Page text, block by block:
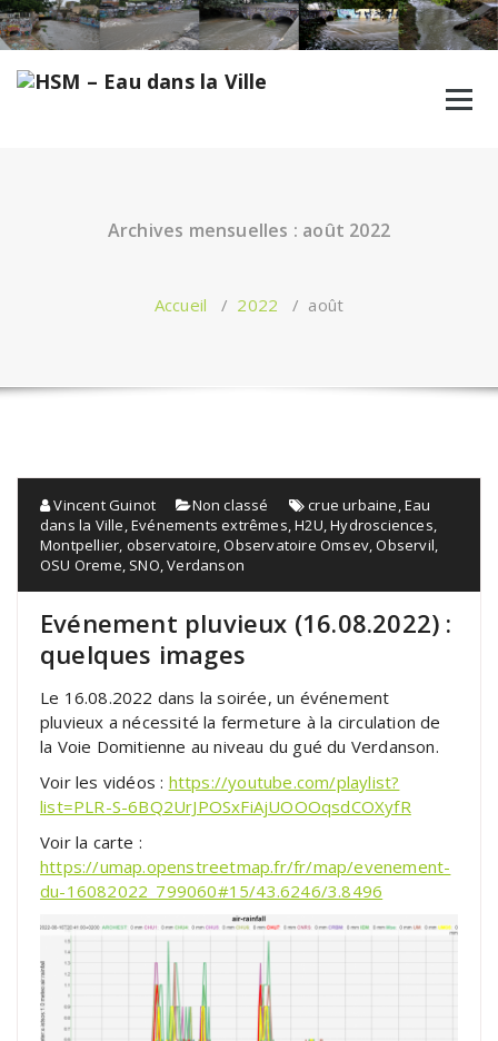
Aller
au
contenu
Archives mensuelles : août 2022
Accueil / 2022 / août
Vincent Guinot Non classé crue urbaine,Eau
dans la Ville,Evénements extrêmes,H2U,Hydrosciences,
Montpellier, observatoire,Observatoire Omsev,Observil,
OSU Oreme, SNO,Verdanson
Evénement pluvieux (16.08.2022) :
quelques images
Le 16.08.2022 dans la soirée, un événement
pluvieux a nécessité la fermeture à la circulation de
la Voie Domitienne au niveau du gué du Verdanson.
Voir les vidéos : https://youtube.com/playlist?
list=PLR-S-6BQ2UrJPOSxFiAjUOOOqsdCOXyfR
Voir la carte :
https://umap.openstreetmap.fr/fr/map/evenement-
du-16082022_799060#15/43.6246/3.8496